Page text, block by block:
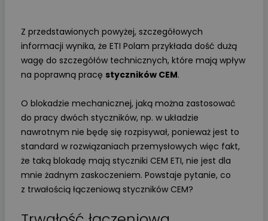
Z przedstawionych powyżej, szczegółowych
informacji wynika, że ETI Polam przykłada dość dużą
wagę do szczegółów technicznych, które mają wpływ
na poprawną pracę styczników CEM.
O blokadzie mechanicznej, jaką można zastosować
do pracy dwóch styczników, np. w układzie
nawrotnym nie będę się rozpisywał, ponieważ jest to
standard w rozwiązaniach przemysłowych więc fakt,
że taką blokadę mają styczniki CEM ETI, nie jest dla
mnie żadnym zaskoczeniem. Powstaje pytanie, co
z trwałością łączeniową styczników CEM?